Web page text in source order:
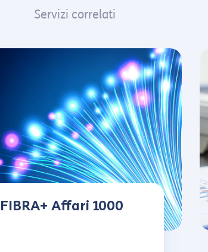
Servizi correlati
FIBRA+ Affari 1000